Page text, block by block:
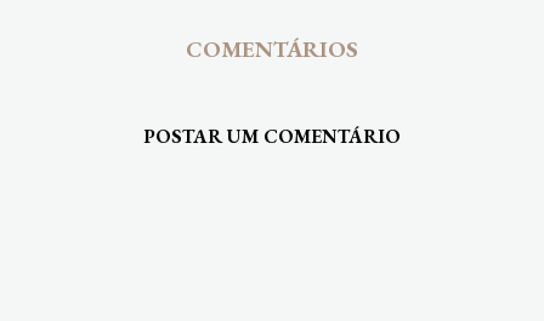
COMENTÁRIOS
POSTAR UM COMENTÁRIO